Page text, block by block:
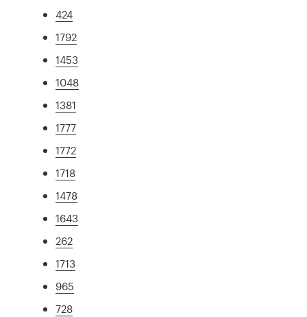
424
1792
1453
1048
1381
1777
1772
1718
1478
1643
262
1713
965
728